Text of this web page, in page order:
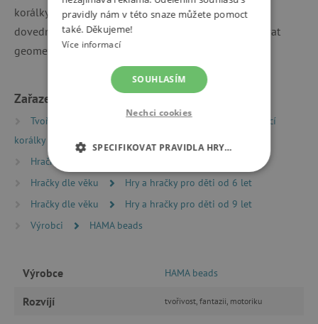
korálky rozvíjí jejich fantazii, motoriku, trpělivost a
dovednosti – učí se počítat, poznávat barvy, rozeznávat
geometrické útvary.
Zařazeno v kategoriích
Tvoření Kreativní sady a vyrábění
Zažehlovací
korálky Hama
Hračky dle věku
Hračky dle věku
Hry a hračky pro děti od 6 let
Hračky dle věku
Hry a hračky pro děti od 9 let
Výrobci
HAMA beads
Výrobce HAMA beads
Rozvíjí tvořivost, fantazii, motoriku
pravidly nám v této snaze můžete pomoct
také. Děkujeme!
Více informací
SOUHLASÍM
Nechci cookies
SPECIFIKOVAT PRAVIDLA HRY…
NEZBYTNĚ NUTNÉ COOKIES
ANALYTICKÉ COOKIES
FUNKČNÍ SOUBORY